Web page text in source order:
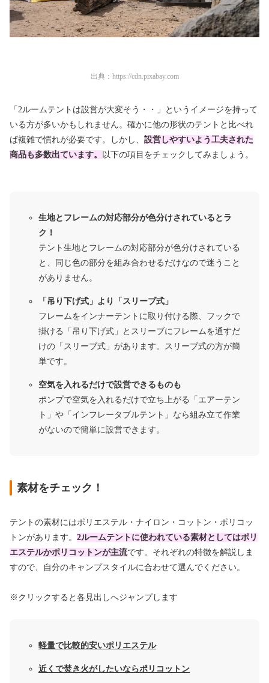
出典： https://cdn.pixabay.com
「2ルームテントは設営が大変そう・・」というイメージを持って
いる方が多いかもしれません。確かに他の形状のテントと比べれ
ば複雑で慣れが必要です。しかし、 設営しやすいよう工夫された
商品も多数出ています。
以下の項目をチェックしてみましょう。
生地とフレームの対応部分が色分けされているとラ
ク！
テント生地とフレームの対応部分が色分けされている
と、同じ色の部分を組み合わせるだけなので迷うこと
がありません。
「吊り下げ式」より「スリーブ式」
フレームをインナーテントに取り付ける際、フックで
掛ける「吊り下げ式」とスリーブにフレームを通すだ
けの「スリーブ式」があります。スリーブ式の方が簡
単です。
空気を入れるだけで設営できるものも
ポンプで空気を入れるだけで立ち上がる「エアーテン
ト」や「インフレータブルテント」なら組み立て作業
がないので簡単に設営できます。
素材をチェック！
テントの素材にはポリエステル・ナイロン・コットン・ポリコッ
トンがあります。 2ルームテントに使われている素材としてはポリ
エステルかポリコットンが主流です。それぞれの特徴を解説しま
すので、自分のキャンプスタイルに合わせて選んでください。
※クリックすると各見出しへジャンプします
軽量で比較的安いポリエステル
近くで焚き火がしたいならポリコットン